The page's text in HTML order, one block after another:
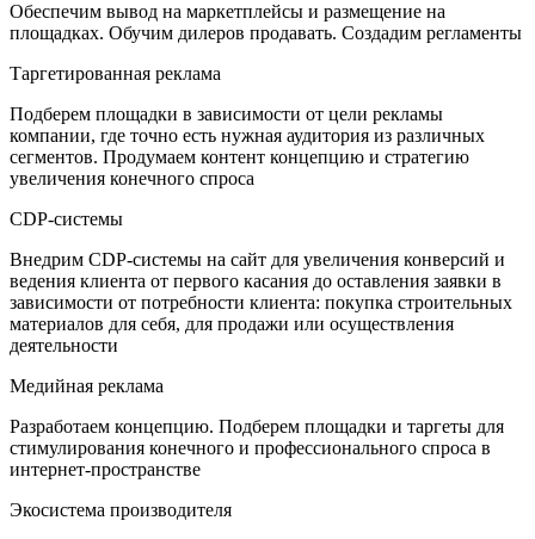
Обеспечим вывод на маркетплейсы и размещение на
площадках. Обучим дилеров продавать. Создадим регламенты
Таргетированная реклама
Подберем площадки в зависимости от цели рекламы
компании, где точно есть нужная аудитория из различных
сегментов. Продумаем контент концепцию и стратегию
увеличения конечного спроса
CDP-системы
Внедрим CDP-системы на сайт для увеличения конверсий и
ведения клиента от первого касания до оставления заявки в
зависимости от потребности клиента: покупка строительных
материалов для себя, для продажи или осуществления
деятельности
Медийная реклама
Разработаем концепцию. Подберем площадки и таргеты для
стимулирования конечного и профессионального спроса в
интернет-пространстве
Экосистема производителя